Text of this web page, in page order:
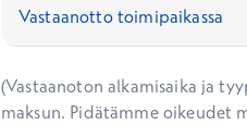
(Vastaanoton alkamisaika ja
maksun. Pidätämme oikeudet